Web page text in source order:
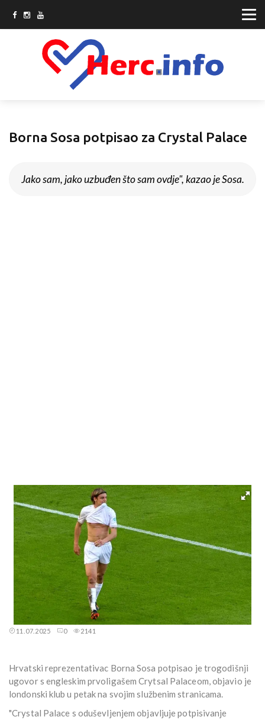
Borna Sosa potpisao za Crystal Palace
Jako sam, jako uzbuđen što sam ovdje", kazao je Sosa.
11.07.2025 0 2141
Hrvatski reprezentativac Borna Sosa potpisao je trogodišnji
ugovor s engleskim prvoligašem Crytsal Palaceom, objavio je
londonski klub u petak na svojim službenim stranicama.
"Crystal Palace s oduševljenjem objavljuje potpisivanje